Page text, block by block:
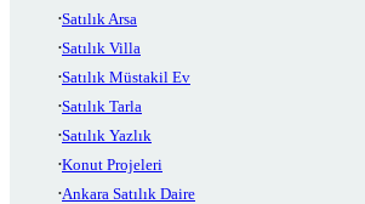
Satılık Arsa
Satılık Villa
Satılık Müstakil Ev
Satılık Tarla
Satılık Yazlık
Konut Projeleri
Ankara Satılık Daire